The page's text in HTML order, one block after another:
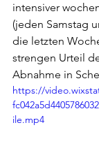
intensiver
(jeden Samstag
die letzten
strengen Urteil
Abnahme in
https://
ile.mp4